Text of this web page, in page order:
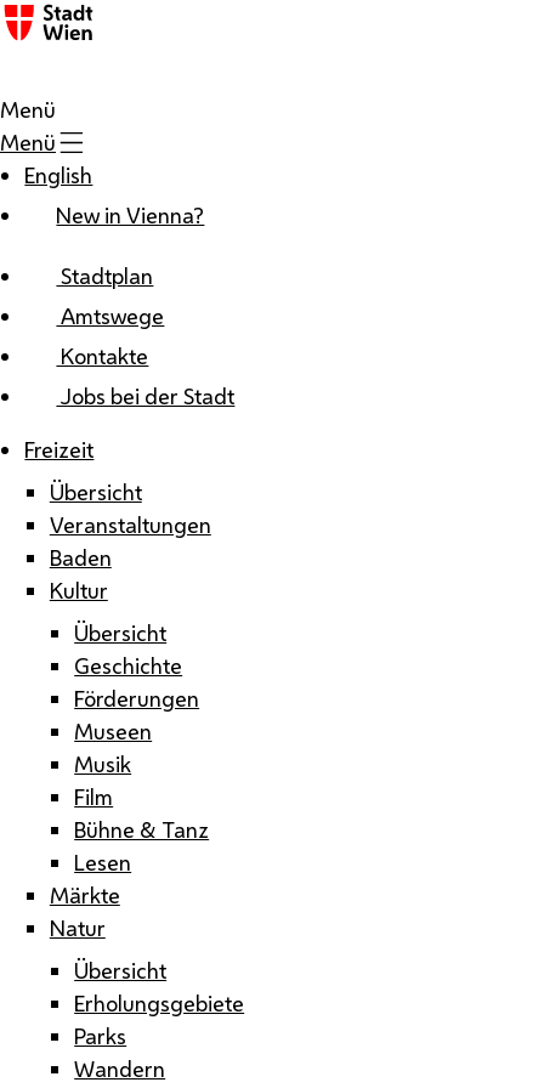
Zum Inhalt
Menü
Menü
English
New in Vienna?
Stadtplan
Amtswege
Kontakte
Jobs bei der Stadt
Freizeit
Übersicht
Veranstaltungen
Baden
Kultur
Übersicht
Geschichte
Förderungen
Museen
Musik
Film
Bühne & Tanz
Lesen
Märkte
Natur
Übersicht
Erholungsgebiete
Parks
Wandern